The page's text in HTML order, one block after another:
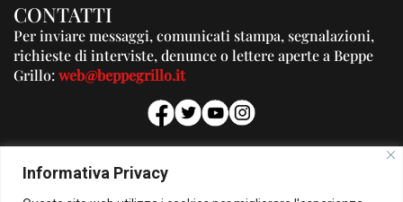
Informativa Privacy
CONTATTI
Per inviare messaggi, comunicati stampa, segnalazioni,
richieste di interviste, denunce o lettere aperte a Beppe
Grillo:web@beppegrillo.it
PUBBLICITA'
Per la tua pubblicità su questo Blog: